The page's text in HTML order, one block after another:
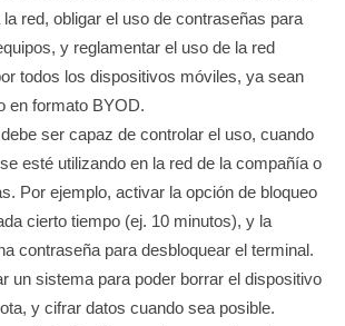
red, obligar el uso de contraseñas para
y reglamentar el uso de la red
todos los dispositivos móviles, ya sean
en formato BYOD.
ser capaz de controlar el uso, cuando
esté utilizando en la red de la compañía o
Por ejemplo, activar la opción de bloqueo
cierto tiempo (ej. 10 minutos), y la
contraseña para desbloquear el terminal.
un sistema para poder borrar el dispositivo
y cifrar datos cuando sea posible.